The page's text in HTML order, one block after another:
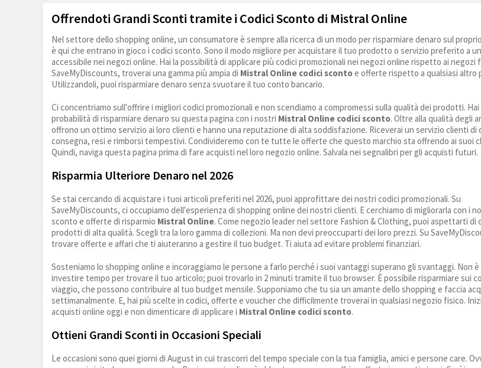
Offrendoti Grandi Sconti tramite i Codici Sconto di Mistral Online
Nel settore dello shopping online, un consumatore è sempre alla ricerca di un modo per risparmiare denaro sul
è qui che entrano in gioco i codici sconto. Sono il modo migliore per acquistare il tuo prodotto o servizio preferito a
accessibile nei negozi online. Hai la possibilità di applicare più codici promozionali nei negozi online rispetto ai negozi
SaveMyDiscounts, troverai una gamma più ampia di Mistral Online codici scontoe offerte rispetto a qualsiasi altro
Utilizzandoli, puoi risparmiare denaro senza svuotare il tuo conto bancario.
Ci concentriamo sull'offrire i migliori codici promozionali e non scendiamo a compromessi sulla qualità dei prodotti.
probabilità di risparmiare denaro su questa pagina con i nostri Mistral Online codici sconto. Oltre alla qualità degli
offrono un ottimo servizio ai loro clienti e hanno una reputazione di alta soddisfazione. Riceverai un servizio clienti di
consegna, resi e rimborsi tempestivi. Condivideremo con te tutte le offerte che questo marchio sta offrendo ai suoi
Quindi, naviga questa pagina prima di fare acquisti nel loro negozio online. Salvala nei segnalibri per gli acquisti futuri.
Risparmia Ulteriore Denaro nel 2026
Se stai cercando di acquistare i tuoi articoli preferiti nel 2026, puoi approfittare dei nostri codici promozionali. Su
SaveMyDiscounts, ci occupiamo dell'esperienza di shopping online dei nostri clienti. E cerchiamo di migliorarla con i
sconto e offerte di risparmio Mistral Online. Come negozio leader nel settore Fashion & Clothing, puoi aspettarti di
prodotti di alta qualità. Scegli tra la loro gamma di collezioni. Ma non devi preoccuparti dei loro prezzi. Su
trovare offerte e affari che ti aiuteranno a gestire il tuo budget. Ti aiuta ad evitare problemi finanziari.
Sosteniamo lo shopping online e incoraggiamo le persone a farlo perché i suoi vantaggi superano gli svantaggi. Non
investire tempo per trovare il tuo articolo; puoi trovarlo in 2 minuti tramite il tuo browser. È possibile risparmiare sui
viaggio, che possono contribuire al tuo budget mensile. Supponiamo che tu sia un amante dello shopping e faccia
settimanalmente. E, hai più scelte in codici, offerte e voucher che difficilmente troverai in qualsiasi negozio fisico.
acquisti online oggi e non dimenticare di applicare i Mistral Online codici sconto.
Ottieni Grandi Sconti in Occasioni Speciali
Le occasioni sono quei giorni di August in cui trascorri del tempo speciale con la tua famiglia, amici e persone care.